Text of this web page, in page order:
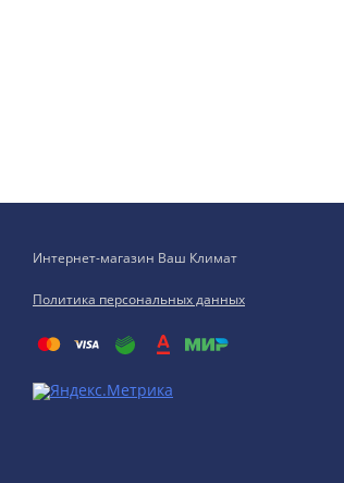
Интернет-магазин Ваш Климат
Политика персональных данных